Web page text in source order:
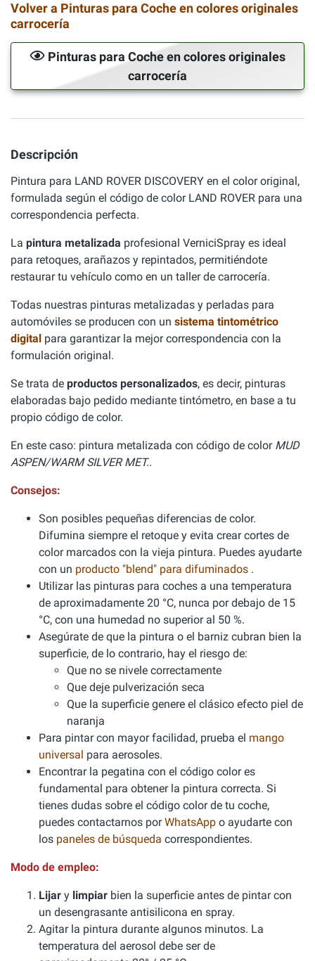
Volver a Pinturas para Coche en colores originales
carrocería
Pinturas para Coche en colores originales
carrocería
Descripción
Pintura para LAND ROVER DISCOVERY en el color original,
formulada según el código de color LAND ROVER para una
correspondencia perfecta.
La pintura metalizada profesional VerniciSpray es ideal
para retoques, arañazos y repintados, permitiéndote
restaurar tu vehículo como en un taller de carrocería.
Todas nuestras pinturas metalizadas y perladas para
automóviles se producen con un sistema tintométrico
digital para garantizar la mejor correspondencia con la
formulación original.
Se trata de productos personalizados, es decir, pinturas
elaboradas bajo pedido mediante tintómetro, en base a tu
propio código de color.
En este caso: pintura metalizada con código de color MUD
ASPEN/WARM SILVER MET..
Consejos:
Son posibles pequeñas diferencias de color.
Difumina siempre el retoque y evita crear cortes de
color marcados con la vieja pintura. Puedes ayudarte
con un producto "blend" para difuminados .
Utilizar las pinturas para coches a una temperatura
de aproximadamente 20 °C, nunca por debajo de 15
°C, con una humedad no superior al 50 %.
Asegúrate de que la pintura o el barniz cubran bien la
superficie, de lo contrario, hay el riesgo de:
Que no se nivele correctamente
Que deje pulverización seca
Que la superficie genere el clásico efecto piel de
naranja
Para pintar con mayor facilidad, prueba el mango
universal para aerosoles.
Encontrar la pegatina con el código color es
fundamental para obtener la pintura correcta. Si
tienes dudas sobre el código color de tu coche,
puedes contactarnos porWhatsApp o ayudarte con
los paneles de búsqueda correspondientes.
Modo de empleo:
Lijar y limpiar bien la superficie antes de pintar con
un desengrasante antisilicona en spray.
Agitar la pintura durante algunos minutos. La
temperatura del aerosol debe ser de